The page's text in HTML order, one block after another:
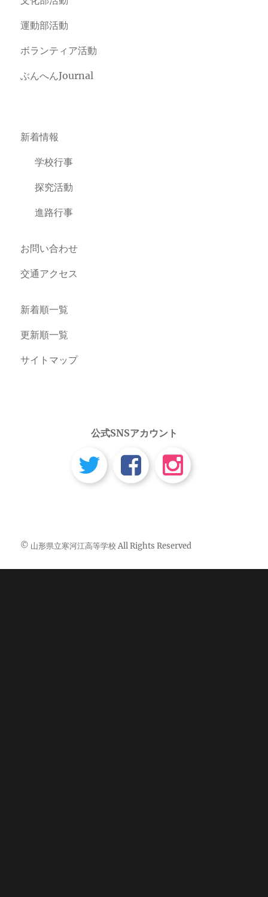
運動部活動
ボランティア活動
ぶんへんJournal
新着情報
学校行事
探究活動
進路行事
お問い合わせ
交通アクセス
新着順一覧
更新順一覧
サイトマップ
公式SNSアカウント
© 山形県立寒河江高等学校 All Rights Reserved